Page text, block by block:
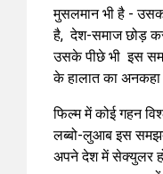
मुसलमान भी है -
है, देश-समाज छोड़ कर
उसके पीछे भी इस
के हालात का
फिल्म में कोई गहन
लब्बो-लुआब इस
अपने देश में सेक्युलर